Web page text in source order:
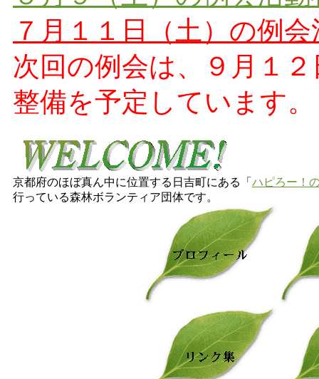
７月１１日（土）の例
次回の例会は、９月１
整備を予定しています。
京都府のほぼ真ん中に位置する日吉町にある「 ハピろー！
行っている森林ボランティア団体です。